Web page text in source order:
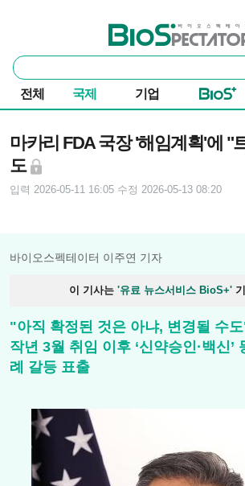
바이오스펙테이터
통
합
검
색
전체 국제 기업
마카리 FDA 국장 '해임계획'에 "
도
입력 2026-05-11 16:05 수정 2026-05-13 08:20
바이오스펙테이터 이주연 기자
이 기사는 '유료 뉴스서비스 BioS+'
"아직 확정된 것은 아냐, 변경될 수
작년 3월 취임 이후 ‘신약승인·백신’
례 갈등 표출